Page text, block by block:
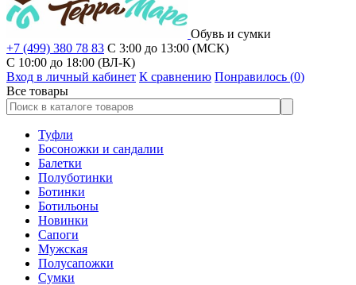
Обувь и сумки
+7 (499) 380 78 83 С 3:00 до 13:00 (МСК)
C 10:00 до 18:00 (ВЛ-К)
Вход в личный кабинет К сравнению Понравилось (0)
Все товары
Туфли
Босоножки и сандалии
Балетки
Полуботинки
Ботинки
Ботильоны
Новинки
Сапоги
Мужская
Полусапожки
Сумки